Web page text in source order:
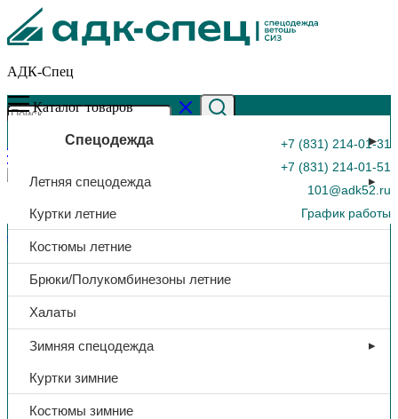
АДК-Спец
+7 (831) 214-01-31
+7 (831) 214-01-51
101@adk52.ru
График работы
0
Каталог товаров
Спецодежда
Летняя спецодежда
Куртки летние
Костюмы летние
Брюки/Полукомбинезоны летние
Халаты
Зимняя спецодежда
Куртки зимние
Костюмы зимние
Главная страница»Каталог»Очки защитные «ЗН11
PANORAMA», закрытые, прозрачный, арт. 21111